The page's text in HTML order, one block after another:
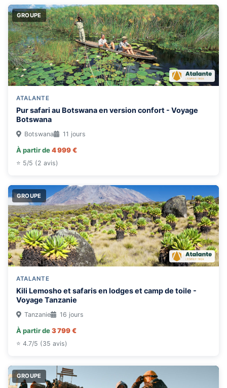
GROUPE
ATALANTE
Pur safari au Botswana en version confort - Voyage
Botswana
Botswana 11 jours
À partir de4 999 €
⭐ 5/5 (2 avis)
GROUPE
ATALANTE
Kili Lemosho et safaris en lodges et camp de toile -
Voyage Tanzanie
Tanzanie 16 jours
À partir de3 799 €
⭐ 4.7/5 (35 avis)
GROUPE